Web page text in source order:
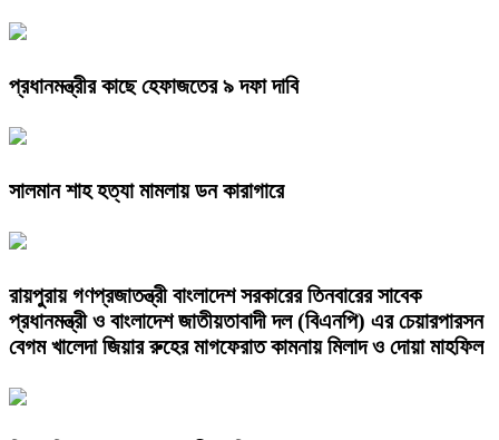
প্রধানমন্ত্রীর কাছে হেফাজতের ৯ দফা দাবি
সালমান শাহ হত্যা মামলায় ডন কারাগারে
রায়পুরায় গণপ্রজাতন্ত্রী বাংলাদেশ সরকারের তিনবারের সাবেক
প্রধানমন্ত্রী ও বাংলাদেশ জাতীয়তাবাদী দল (বিএনপি) এর চেয়ারপারসন
বেগম খালেদা জিয়ার রুহের মাগফেরাত কামনায় মিলাদ ও দোয়া মাহফিল